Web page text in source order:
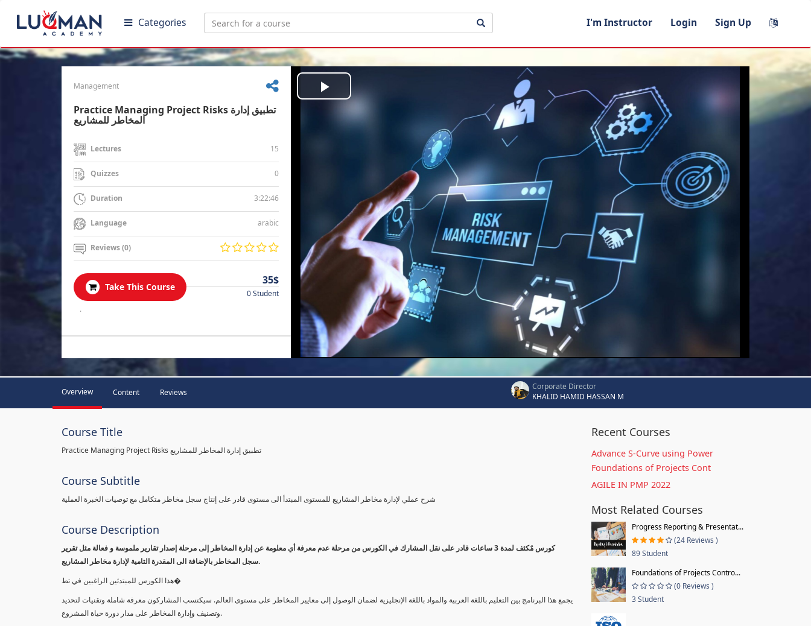
Categories I'm Instructor Login Sign Up
Management
Practice Managing Project Risks تطبيق إدارة
المخاطر للمشاريع
Lectures 15
Quizzes 0
Duration 3:22:46
Language arabic
Reviews (0)
Take This Course
35$
0 Student
.
Play
Video
Overview Content Reviews
Corporate Director
KHALID HAMID HASSAN M
Course Title
Practice Managing Project Risks تطبيق إدارة المخاطر للمشاريع
Course Subtitle
شرح عملي لإدارة مخاطر المشاريع للمستوى المبتدأ الى مستوى قادر على إنتاج سجل مخاطر متكامل مع توصيات الخبرة العملية
Course Description
كورس مٌكثف لمدة 3 ساعات قادر على نقل المشارك في الكورس من مرحلة عدم معرفة أي معلومة عن إدارة المخاطر إلى مرحلة إصدار تقارير ملموسة و فعالة مثل تقرير
سجل المخاطر بالإضافة الى المقدرة التامية لإدارة مخاطر المشاريع.
هذا الكورس للمبتدئين الراغبين في تط�
يجمع هذا البرنامج بين التعليم باللغة العربية والمواد باللغة الإنجليزية لضمان الوصول إلى معايير المخاطر على مستوى العالم. سيكتسب المشاركون معرفة شاملة وتقنيات لتحديد
وتصنيف وإدارة المخاطر على مدار دورة حياة المشروع.
Recent Courses
Advance S-Curve using Power
Foundations of Projects Cont
AGILE IN PMP 2022
Most Related Courses
Progress Reporting & Presentat...
(24 Reviews )
89 Student
Foundations of Projects Contro...
(0 Reviews )
3 Student